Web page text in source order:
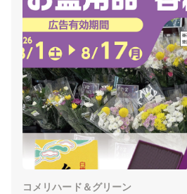
コメリハード＆グリーン